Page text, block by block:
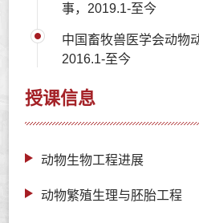
事，2019.1-至今
中国畜牧兽医学会动物
2016.1-至今
授课信息
动物生物工程进展
动物繁殖生理与胚胎工程